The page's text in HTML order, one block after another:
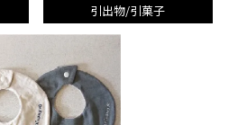
引出物/引菓子